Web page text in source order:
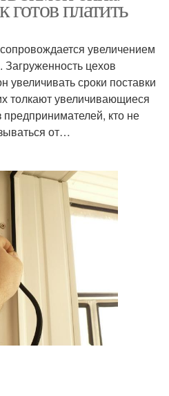
готов платить
увеличением
Загруженность цехов
увеличивать сроки поставки
толкают увеличивающиеся
предпринимателей, кто не
от…